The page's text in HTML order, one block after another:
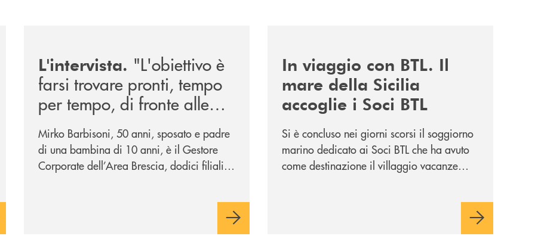
L'intervista. "L'obiettivo è
farsi trovare pronti, tempo
per tempo, di fronte alle
mutevoli esigenze di un
mercato in evoluzione".
Mirko Barbisoni, 50 anni, sposato e padre
di una bambina di 10 anni, è il Gestore
Corporate dell’Area Brescia, dodici filiali
Roncadelle - del suo immediato hinterland.
In viaggio con BTL. Il
mare della Sicilia
accoglie i Soci BTL
Si è concluso nei giorni scorsi il soggiorno
marino dedicato ai Soci BTL che ha avuto
come destinazione il villaggio vacanze